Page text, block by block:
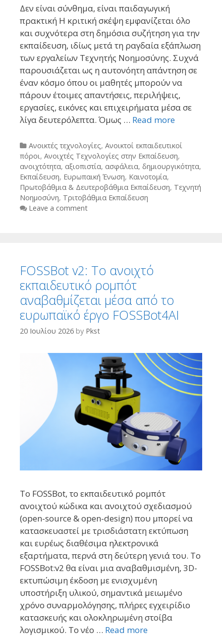
Δεν είναι σύνθημα, είναι παιδαγωγική
πρακτική Η κριτική σκέψη εμφανίζεται όλο
και συχνότερα στη δημόσια συζήτηση για την
εκπαίδευση, ιδίως μετά τη ραγδαία εξάπλωση
των εργαλείων Τεχνητής Νοημοσύνης. Συχνά
παρουσιάζεται ως η αυτονόητη απάντηση σε
έναν κόσμο όπου οι μαθητές μπορούν να
πάρουν έτοιμες απαντήσεις, περιλήψεις,
εργασίες, εικόνες και επιχειρήματα μέσα σε
λίγα δευτερόλεπτα. Όμως … Read more
Categories
Ανοικτές τεχνολογίες, Ανοικτοί εκπαιδευτικοί
πόροι, Ανοιχτές Τεχνολογίες στην Εκπαίδευση,
ανοιχτότητα, αξιοπιστία, ασφάλεια, δημιουργικότητα,
Εκπαίδευση, Ευρωπαική Ένωση, Καινοτομία,
Πρωτοβάθμια & Δευτεροβάθμια Εκπαίδευση, Τεχνητή
Νοημοσύνη, Τριτοβάθμια Εκπαίδευση
Leave a comment
FOSSBot v2: Το ανοιχτό
εκπαιδευτικό ρομπότ
αναβαθμίζεται μέσα από το
ευρωπαϊκό έργο FOSSBot4AI
20 Ιουλίου 2026 by Pkst
Το FOSSBot, το εκπαιδευτικό ρομπότ
ανοιχτού κώδικα και ανοιχτού σχεδιασμού
(open-source & open-design) που μπορεί να
κατασκευαστεί με τρισδιάστατη εκτύπωση
και ευρέως διαθέσιμα ηλεκτρονικά
εξαρτήματα, περνά στη δεύτερη γενιά του. Το
FOSSBot:v2 θα είναι μια αναβαθμισμένη, 3D-
εκτυπώσιμη έκδοση με ενισχυμένη
υποστήριξη υλικού, σημαντικά μειωμένο
χρόνο συναρμολόγησης, πλήρες εγχειρίδιο
κατασκευής και ολοκληρωμένη στοίβα
λογισμικού. Το νέο … Read more